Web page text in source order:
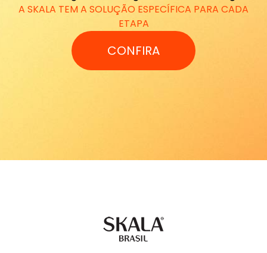
A SKALA TEM A SOLUÇÃO ESPECÍFICA PARA CADA
ETAPA
CONFIRA